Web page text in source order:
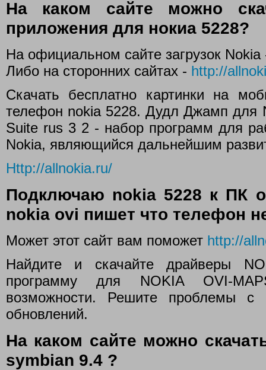
На каком сайте можно
приложения для нокиа 5228?
На официальном сайте загрузок
Либо на сторонних сайтах - http://
Скачать бесплатно картинки на
телефон nokia 5228. Дудл Джамп для
Suite rus 3 2 - набор программ для
Nokia, являющийся дальнейшим
Http://allnokia.ru/
Подключаю nokia 5228 к ПК
nokia ovi пишет что телефон
Может этот сайт вам поможет http://
Найдите и скачайте драйверы
программу для NOKIA OVI-
возможности. Решите проблемы с
обновлений.
На каком сайте можно
symbian 9.4 ?